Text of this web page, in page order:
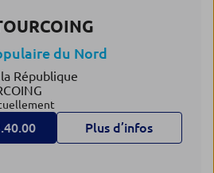
du Nord
République
Plus d’infos